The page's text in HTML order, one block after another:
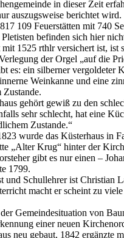
in dieser Zeit
auszugsweise berichtet wird.
109 Feuerstätten mit 740
befinden sich hier
1525 rthlr versichert ist, ist
der Orgel „auf die
es: ein silberner vergoldeter
zinnerne Weinkanne und
gehört gewiß zu den
sehr schlecht, hat eine
Zustande.“
wurde das Küsterhaus in
„Alter Krug“ hinter der
gibt es nur einen –
1799.
und Schullehrer ist Christian
macht er scheint zu
Gemeindesituation von
einer neuen
neu gebaut, 1842 ergänzte